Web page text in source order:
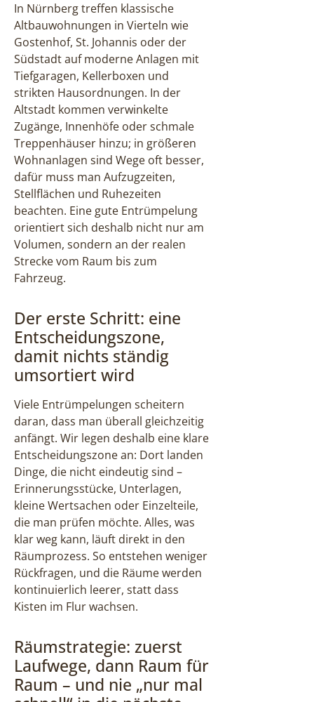
In Nürnberg treffen klassische
Altbauwohnungen in Vierteln wie
Gostenhof, St. Johannis oder der
Südstadt auf moderne Anlagen mit
Tiefgaragen, Kellerboxen und
strikten Hausordnungen. In der
Altstadt kommen verwinkelte
Zugänge, Innenhöfe oder schmale
Treppenhäuser hinzu; in größeren
Wohnanlagen sind Wege oft besser,
dafür muss man Aufzugzeiten,
Stellflächen und Ruhezeiten
beachten. Eine gute Entrümpelung
orientiert sich deshalb nicht nur am
Volumen, sondern an der realen
Strecke vom Raum bis zum
Fahrzeug.
Der erste Schritt: eine
Entscheidungszone,
damit nichts ständig
umsortiert wird
Viele Entrümpelungen scheitern
daran, dass man überall gleichzeitig
anfängt. Wir legen deshalb eine klare
Entscheidungszone an: Dort landen
Dinge, die nicht eindeutig sind –
Erinnerungsstücke, Unterlagen,
kleine Wertsachen oder Einzelteile,
die man prüfen möchte. Alles, was
klar weg kann, läuft direkt in den
Räumprozess. So entstehen weniger
Rückfragen, und die Räume werden
kontinuierlich leerer, statt dass
Kisten im Flur wachsen.
Räumstrategie: zuerst
Laufwege, dann Raum für
Raum – und nie „nur mal